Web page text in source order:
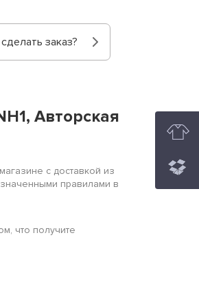
заказ?
Авторская
с доставкой из
правилами в
что получите